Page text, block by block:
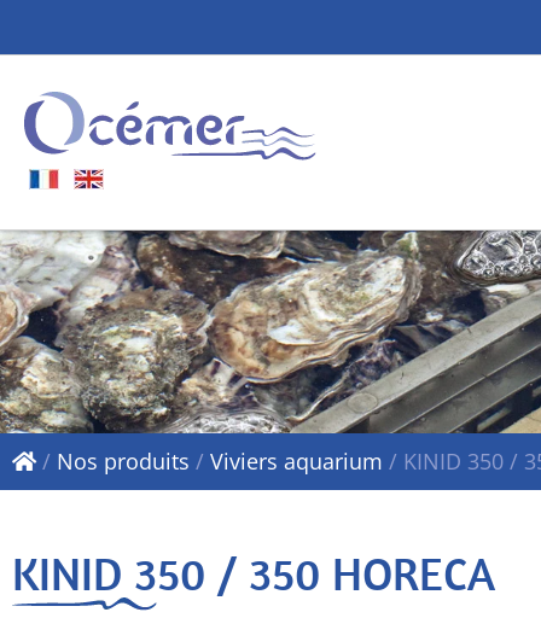
/ Nos produits / Viviers aquarium / KINID 350 /
KINID 350 / 350 HORECA